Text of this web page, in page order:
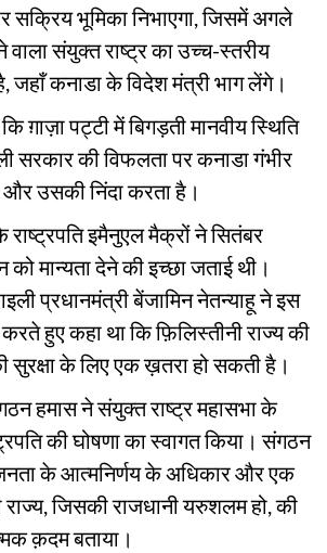
सक्रिय भूमिका निभाएगा, जिसमें अगले
वाला संयुक्त राष्ट्र का उच्च-स्तरीय
जहाँ कनाडा के विदेश मंत्री भाग लेंगे।
ग़ाज़ा पट्टी में बिगड़ती मानवीय स्थिति
सरकार की विफलता पर कनाडा गंभीर
और उसकी निंदा करता है।
इमैनुएल मैक्रों ने सितंबर
मान्यता देने की इच्छा जताई थी।
प्रधानमंत्री बेंजामिन नेतन्याहू ने इस
हुए कहा था कि फ़िलिस्तीनी राज्य की
सुरक्षा के लिए एक ख़तरा हो सकती है।
हमास ने संयुक्त राष्ट्र महासभा के
की घोषणा का स्वागत किया। संगठन
के आत्मनिर्णय के अधिकार और एक
राज्य, जिसकी राजधानी यरुशलम हो, की
क़दम बताया।